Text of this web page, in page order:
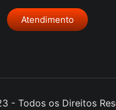
Atendimento
- Todos os Direitos